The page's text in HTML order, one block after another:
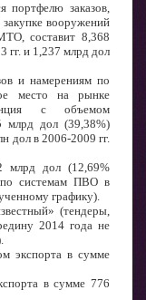
портфелю заказов,
вооружений
составит 8,368
гг. и 1,237 млрд дол
и намерениям по
место на рынке
с объемом
млрд дол (39,38%)
дол в 2006-2009 гг.
млрд дол (12,69%
по системам ПВО в
графику).
(тендеры,
2014 года не
экспорта в сумме
в сумме 776